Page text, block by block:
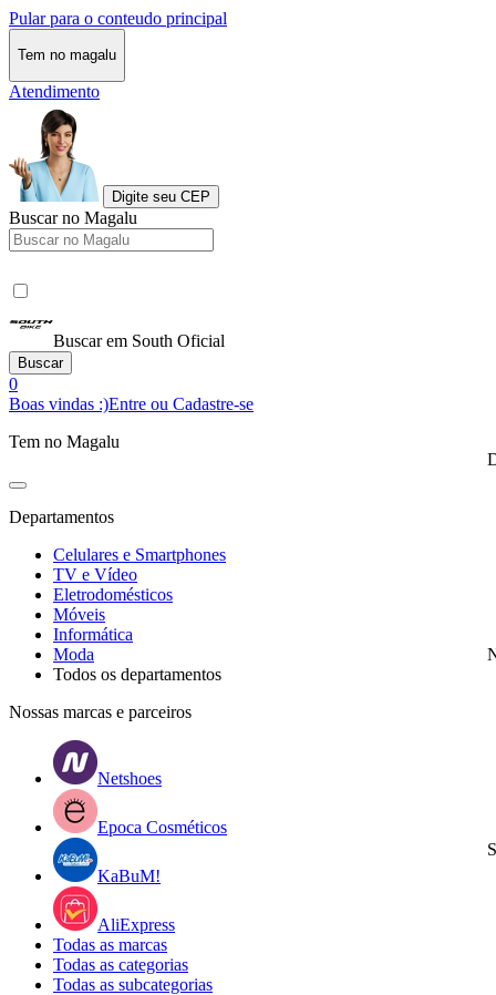
Pular para o conteudo principal
Tem no magalu
Atendimento
Digite seu CEP
Buscar no Magalu
Buscar em South Oficial
Buscar
0
Boas vindas :)Entre ou Cadastre-se
Tem no Magalu
Departamentos
Celulares e Smartphones
TV e Vídeo
Eletrodomésticos
Móveis
Informática
Moda
Todos os departamentos
Nossas marcas e parceiros
Netshoes
Epoca Cosméticos
KaBuM!
AliExpress
Todas as marcas
Todas as categorias
Todas as subcategorias